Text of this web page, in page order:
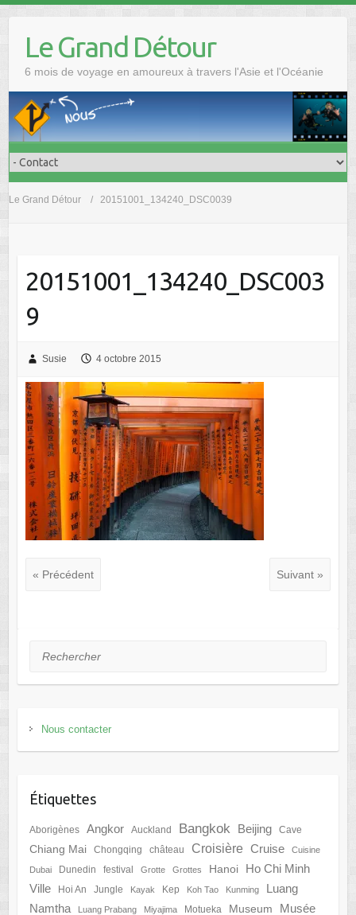
Le Grand Détour
6 mois de voyage en amoureux à travers l'Asie et l'Océanie
Le Grand Détour 20151001_134240_DSC0039
20151001_134240_DSC003
9
Susie 4 octobre 2015
« Précédent Suivant »
Rechercher
Nous contacter
Étiquettes
Aborigènes Angkor Auckland Bangkok Beijing Cave
Chiang Mai Chongqing château Croisière Cruise Cuisine
Dubai Dunedin festival Grotte Grottes Hanoi
Ho Chi Minh
Ville
Hoi An Jungle Kayak Kep Koh Tao Kunming
Luang
Namtha
Luang Prabang Miyajima Motueka Museum Musée